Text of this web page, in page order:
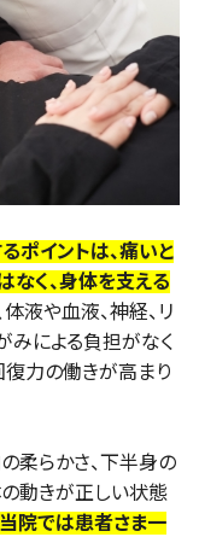
ポイントは、痛いと
なく、身体を支える
体液や血液、神経、リ
みによる負担がなく
復力の働きが高まり
柔らかさ、下半身の
動きが正しい状態
当院では患者さま一